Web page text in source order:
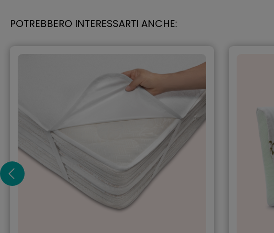
POTREBBERO INTERESSARTI ANCHE: